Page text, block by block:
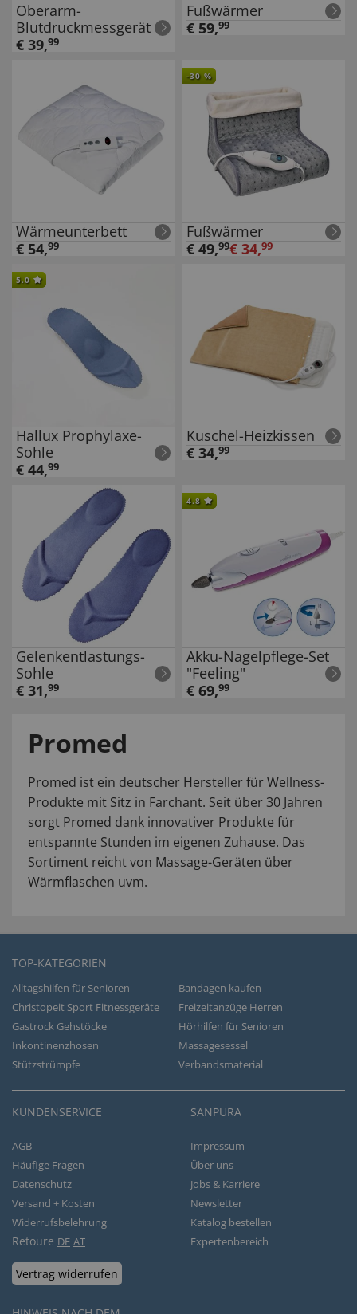
Oberarm-
Blutdruckmessgerät
€ 39,99
Fußwärmer
€ 59,99
Wärmeunterbett
€ 54,99
-30 %
Fußwärmer
€49,99€ 34,99
5.0
Hallux Prophylaxe-
Sohle
€ 44,99
Kuschel-Heizkissen
€ 34,99
Gelenkentlastungs-
Sohle
€ 31,99
4.8
Akku-Nagelpflege-Set
"Feeling"
€ 69,99
Promed
Promed ist ein deutscher Hersteller für Wellness-
Produkte mit Sitz in Farchant. Seit über 30 Jahren
sorgt Promed dank innovativer Produkte für
entspannte Stunden im eigenen Zuhause. Das
Sortiment reicht von Massage-Geräten über
Wärmflaschen uvm.
TOP-KATEGORIEN
Alltagshilfen für Senioren
Bandagen kaufen
Christopeit Sport Fitnessgeräte
Freizeitanzüge Herren
Gastrock Gehstöcke
Hörhilfen für Senioren
Inkontinenzhosen
Massagesessel
Stützstrümpfe
Verbandsmaterial
KUNDENSERVICE
AGB
Häufige Fragen
Datenschutz
Versand + Kosten
Widerrufsbelehrung
Retoure DE AT
Vertrag widerrufen
SANPURA
Impressum
Über uns
Jobs & Karriere
Newsletter
Katalog bestellen
Expertenbereich